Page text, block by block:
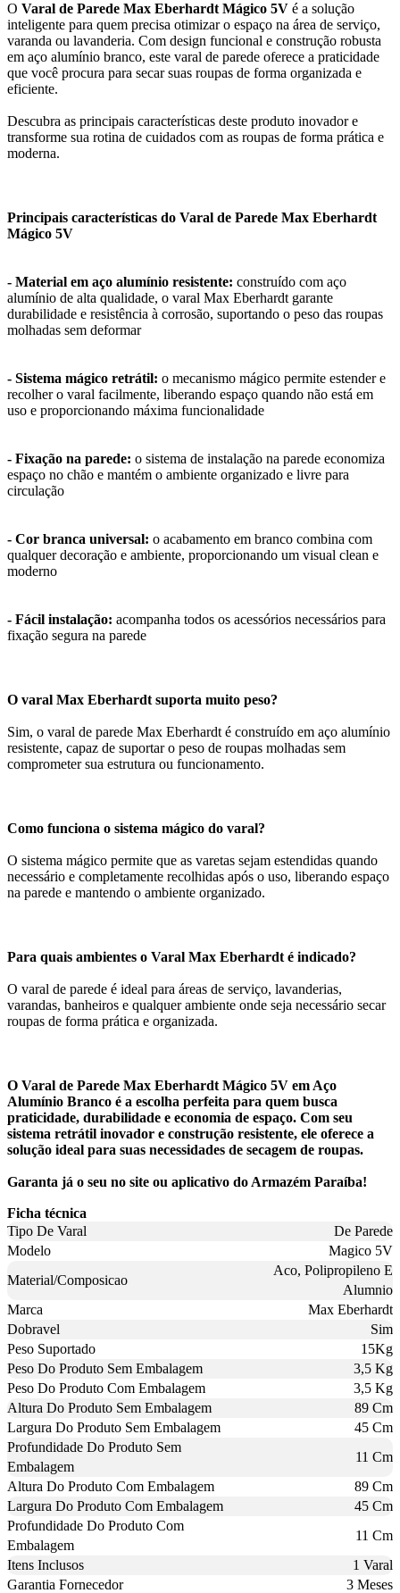
O Varal de Parede Max Eberhardt Mágico 5V é a solução
inteligente para quem precisa otimizar o espaço na área de serviço,
varanda ou lavanderia. Com design funcional e construção robusta
em aço alumínio branco, este varal de parede oferece a praticidade
que você procura para secar suas roupas de forma organizada e
eficiente.
Descubra as principais características deste produto inovador e
transforme sua rotina de cuidados com as roupas de forma prática e
moderna.
Principais características do Varal de Parede Max Eberhardt
Mágico 5V
- Material em aço alumínio resistente: construído com aço
alumínio de alta qualidade, o varal Max Eberhardt garante
durabilidade e resistência à corrosão, suportando o peso das roupas
molhadas sem deformar
- Sistema mágico retrátil: o mecanismo mágico permite estender e
recolher o varal facilmente, liberando espaço quando não está em
uso e proporcionando máxima funcionalidade
- Fixação na parede: o sistema de instalação na parede economiza
espaço no chão e mantém o ambiente organizado e livre para
circulação
- Cor branca universal: o acabamento em branco combina com
qualquer decoração e ambiente, proporcionando um visual clean e
moderno
- Fácil instalação: acompanha todos os acessórios necessários para
fixação segura na parede
O varal Max Eberhardt suporta muito peso?
Sim, o varal de parede Max Eberhardt é construído em aço alumínio
resistente, capaz de suportar o peso de roupas molhadas sem
comprometer sua estrutura ou funcionamento.
Como funciona o sistema mágico do varal?
O sistema mágico permite que as varetas sejam estendidas quando
necessário e completamente recolhidas após o uso, liberando espaço
na parede e mantendo o ambiente organizado.
Para quais ambientes o Varal Max Eberhardt é indicado?
O varal de parede é ideal para áreas de serviço, lavanderias,
varandas, banheiros e qualquer ambiente onde seja necessário secar
roupas de forma prática e organizada.
O Varal de Parede Max Eberhardt Mágico 5V em Aço
Alumínio Branco é a escolha perfeita para quem busca
praticidade, durabilidade e economia de espaço. Com seu
sistema retrátil inovador e construção resistente, ele oferece a
solução ideal para suas necessidades de secagem de roupas.
Garanta já o seu no site ou aplicativo do Armazém Paraíba!
Ficha técnica
Tipo De Varal
De Parede
Modelo
Magico 5V
Material/Composicao
Aco, Polipropileno E
Alumnio
Marca
Max Eberhardt
Dobravel
Sim
Peso Suportado
15Kg
Peso Do Produto Sem Embalagem
3,5 Kg
Peso Do Produto Com Embalagem
3,5 Kg
Altura Do Produto Sem Embalagem
89 Cm
Largura Do Produto Sem Embalagem
45 Cm
Profundidade Do Produto Sem
Embalagem
11 Cm
Altura Do Produto Com Embalagem
89 Cm
Largura Do Produto Com Embalagem
45 Cm
Profundidade Do Produto Com
Embalagem
11 Cm
Itens Inclusos
1 Varal
Garantia Fornecedor
3 Meses